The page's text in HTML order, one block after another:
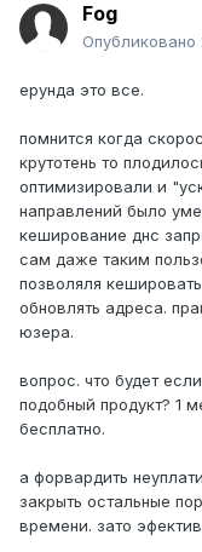
Fog
Опубликовано
ерунда это все.
помнится когда
крутотень то
оптимизировали и
направлений было
кеширование днс
сам даже таким
позволяля
обновлять адреса.
юзера.
вопрос. что будет
подобный продукт? 1
бесплатно.
а форвардить
закрыть остальные
времени. зато